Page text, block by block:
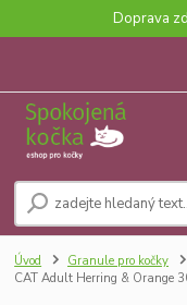
Doprava
Úvod Granule pro kočky
CAT Adult Herring & Orange